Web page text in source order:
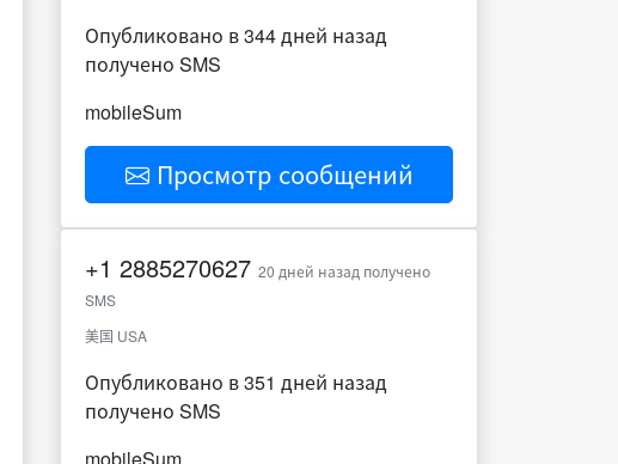
Опубликовано в 344 дней назад
получено SMS
mobileSum
Просмотр сообщений
+1 2885270627 20 дней назад получено
SMS
美国 USA
Опубликовано в 351 дней назад
получено SMS